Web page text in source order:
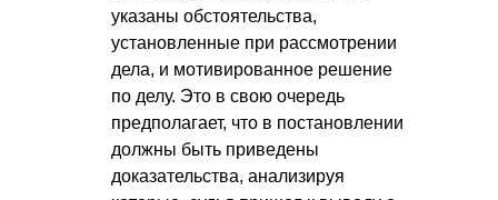
указаны обстоятельства,
установленные при рассмотрении
дела, и мотивированное решение
по делу. Это в свою очередь
предполагает, что в постановлении
должны быть приведены
доказательства, анализируя